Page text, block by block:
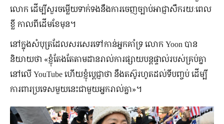
លោក ដើម្បីសួរចម្លើយទាក់ទងនឹងការចេញច្បាប់អាជ្ញាសឹករយៈពេល
ខ្លី កាលពីដើមខែមុន។
នៅក្នុងសំបុត្រដែលសរសេរទៅកាន់អ្នកគាំទ្រ លោក Yoon បាន
និយាយថា «ខ្ញុំតែងតែតាមដានរាល់ការផ្សាយបន្តផ្ទាល់របស់គ្រប់គ្នា
នៅលើ YouTube ហើយខ្ញុំប្ដេជ្ញាថា នឹងតស៊ូរហូតដល់ទីបញ្ចប់ ដើម្បី
ការពារប្រទេសមួយនេះជាមួយអ្នករាល់គ្នា»។